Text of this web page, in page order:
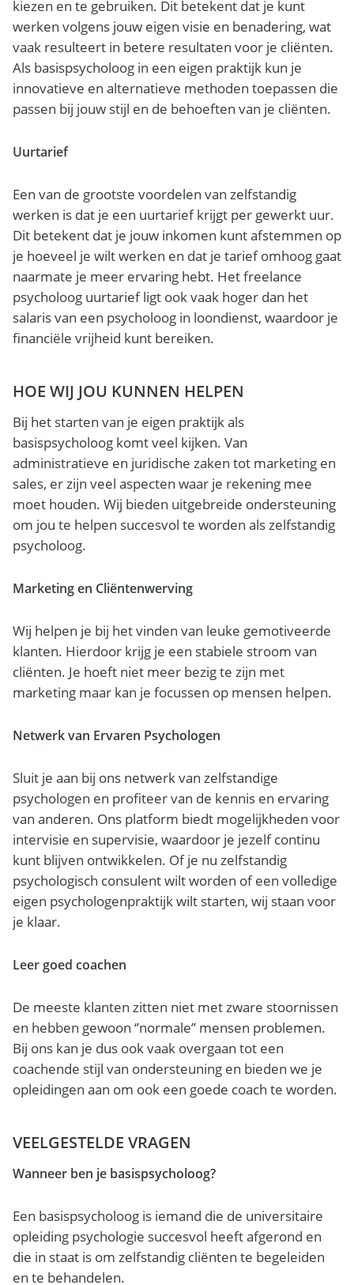
kiezen en te gebruiken. Dit betekent dat je kunt
werken volgens jouw eigen visie en benadering, wat
vaak resulteert in betere resultaten voor je cliënten.
Als basispsycholoog in een eigen praktijk kun je
innovatieve en alternatieve methoden toepassen die
passen bij jouw stijl en de behoeften van je cliënten.
Uurtarief
Een van de grootste voordelen van zelfstandig
werken is dat je een uurtarief krijgt per gewerkt uur.
Dit betekent dat je jouw inkomen kunt afstemmen op
je hoeveel je wilt werken en dat je tarief omhoog gaat
naarmate je meer ervaring hebt. Het freelance
psycholoog uurtarief ligt ook vaak hoger dan het
salaris van een psycholoog in loondienst, waardoor je
financiële vrijheid kunt bereiken.
HOE WIJ JOU KUNNEN HELPEN
Bij het starten van je eigen praktijk als
basispsycholoog komt veel kijken. Van
administratieve en juridische zaken tot marketing en
sales, er zijn veel aspecten waar je rekening mee
moet houden. Wij bieden uitgebreide ondersteuning
om jou te helpen succesvol te worden als zelfstandig
psycholoog.
Marketing en Cliëntenwerving
Wij helpen je bij het vinden van leuke gemotiveerde
klanten. Hierdoor krijg je een stabiele stroom van
cliënten. Je hoeft niet meer bezig te zijn met
marketing maar kan je focussen op mensen helpen.
Netwerk van Ervaren Psychologen
Sluit je aan bij ons netwerk van zelfstandige
psychologen en profiteer van de kennis en ervaring
van anderen. Ons platform biedt mogelijkheden voor
intervisie en supervisie, waardoor je jezelf continu
kunt blijven ontwikkelen. Of je nu zelfstandig
psychologisch consulent wilt worden of een volledige
eigen psychologenpraktijk wilt starten, wij staan voor
je klaar.
Leer goed coachen
De meeste klanten zitten niet met zware stoornissen
en hebben gewoon ‘’normale’’ mensen problemen.
Bij ons kan je dus ook vaak overgaan tot een
coachende stijl van ondersteuning en bieden we je
opleidingen aan om ook een goede coach te worden.
VEELGESTELDE VRAGEN
Wanneer ben je basispsycholoog?
Een basispsycholoog is iemand die de universitaire
opleiding psychologie succesvol heeft afgerond en
die in staat is om zelfstandig cliënten te begeleiden
en te behandelen.